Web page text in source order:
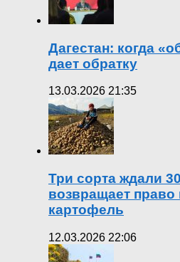
Дагестан: когда
дает обратку
13.03.2026 21:35
Три сорта ждали
возвращает право
картофель
12.03.2026 22:06